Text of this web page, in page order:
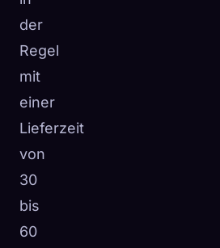
der
Regel
mit
einer
Lieferzeit
von
30
bis
60